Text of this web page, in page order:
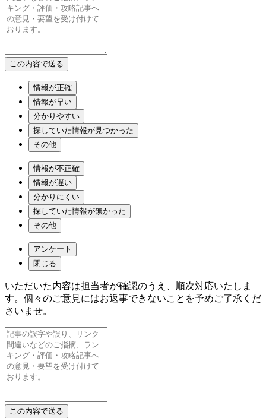
情報が正確
情報が早い
分かりやすい
探していた情報が見つかった
その他
情報が不正確
情報が遅い
分かりにくい
探していた情報が無かった
その他
アンケート
閉じる
いただいた内容は担当者が確認のうえ、順次対応いたしま
す。個々のご意見にはお返事できないことを予めご了承くだ
さいませ。